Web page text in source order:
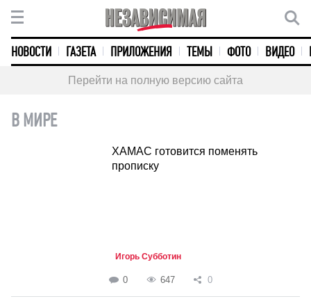
НОВОСТИ ГАЗЕТА ПРИЛОЖЕНИЯ ТЕМЫ ФОТО ВИДЕО
Перейти на полную версию сайта
В МИРЕ
ХАМАС готовится поменять
прописку
Игорь Субботин
0 647 0